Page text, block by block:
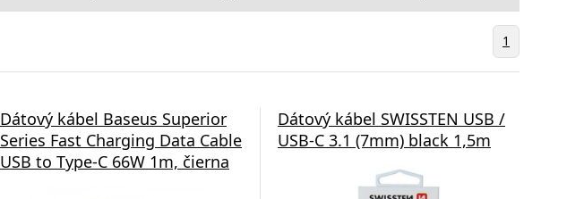
1
Dátový kábel Baseus Superior
Series Fast Charging Data Cable
USB to Type-C 66W 1m, čierna
Dátový kábel SWISSTEN USB /
USB-C 3.1 (7mm) black 1,5m